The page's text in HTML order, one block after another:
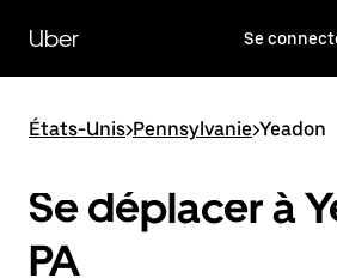
contenu
principal
Uber Se
États-Unis>Pennsylvanie>Yeadon
Se déplacer à
PA